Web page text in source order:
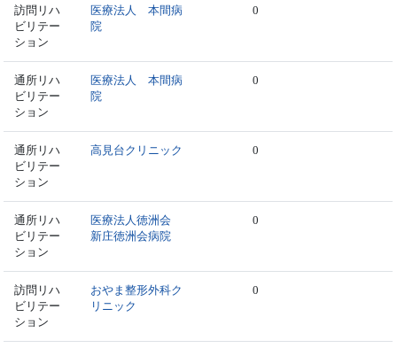
訪問リハ
ビリテー
ション
医療法人 本間病
院
0
通所リハ
ビリテー
ション
医療法人 本間病
院
0
通所リハ
ビリテー
ション
高見台クリニック 0
通所リハ
ビリテー
ション
医療法人徳洲会
新庄徳洲会病院
0
訪問リハ
ビリテー
ション
おやま整形外科ク
リニック
0